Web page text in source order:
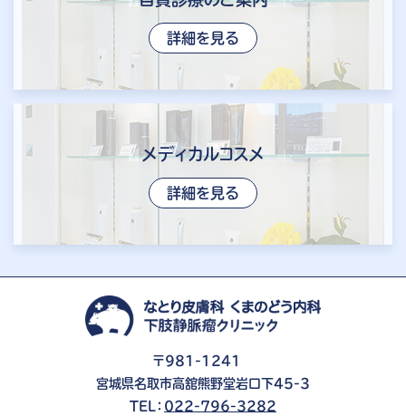
詳細を見る
メディカルコスメ
詳細を見る
〒981-1241
宮城県名取市高舘熊野堂岩口下45-3
TEL： 022-796-3282